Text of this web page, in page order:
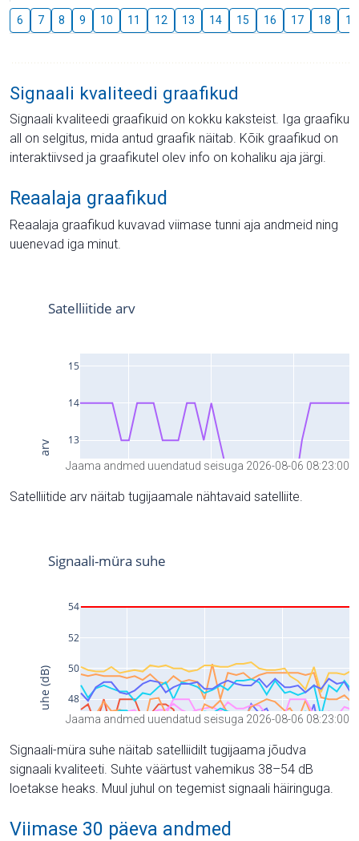
6 7 8 9 10 11 12 13 14 15 16 17 18 19
Signaali kvaliteedi graafikud
Signaali kvaliteedi graafikuid on kokku kaksteist. Iga graafiku
all on selgitus, mida antud graafik näitab. Kõik graafikud on
interaktiivsed ja graafikutel olev info on kohaliku aja järgi.
Reaalaja graafikud
Reaalaja graafikud kuvavad viimase tunni aja andmeid ning
uuenevad iga minut.
Jaama andmed uuendatud seisuga 2026-08-06 08:23:00
Satelliitide arv näitab tugijaamale nähtavaid satelliite.
Jaama andmed uuendatud seisuga 2026-08-06 08:23:00
Signaali-müra suhe näitab satelliidilt tugijaama jõudva
signaali kvaliteeti. Suhte väärtust vahemikus 38–54 dB
loetakse heaks. Muul juhul on tegemist signaali häiringuga.
Viimase 30 päeva andmed